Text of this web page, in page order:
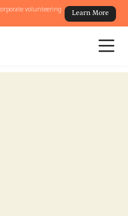
volunteering
Learn More